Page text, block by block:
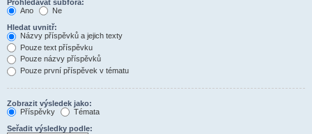
Prohledávat subfóra:
Ano
Ne
Hledat uvnitř:
Názvy příspěvků a jejich texty
Pouze text příspěvku
Pouze názvy příspěvků
Pouze první příspěvek v tématu
Zobrazit výsledek jako:
Příspěvky
Témata
Seřadit výsledky podle: